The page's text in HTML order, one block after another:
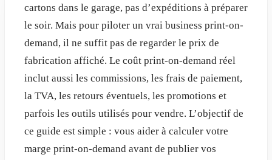
cartons dans le garage, pas d’expéditions à préparer
le soir. Mais pour piloter un vrai business print-on-
demand, il ne suffit pas de regarder le prix de
fabrication affiché. Le coût print-on-demand réel
inclut aussi les commissions, les frais de paiement,
la TVA, les retours éventuels, les promotions et
parfois les outils utilisés pour vendre. L’objectif de
ce guide est simple : vous aider à calculer votre
marge print-on-demand avant de publier vos